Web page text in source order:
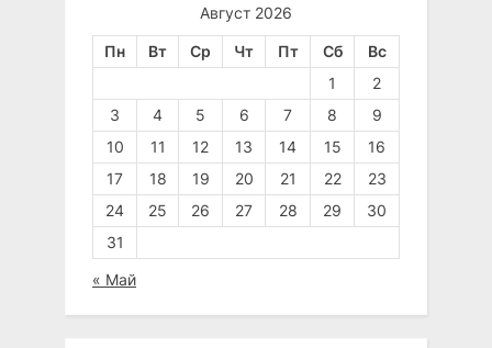
Август 2026
Пн Вт Ср Чт Пт Сб
Вс
1
2
3
4 5 6 7 8
9
10
11 12 13 14 15
16
17
18 19 20 21 22
23
24
25 26 27 28 29
30
31
« Май